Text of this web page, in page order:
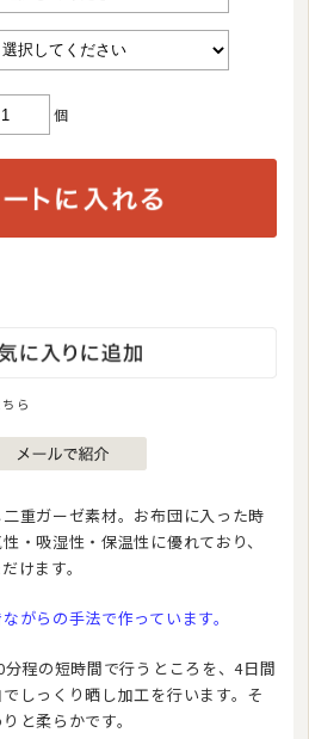
個
ら
重ガーゼ素材。お布団に入った時
・吸湿性・保温性に優れており、
けます。
がらの手法で作っています。
程の短時間で行うところを、4日間
しっくり晒し加工を行います。そ
と柔らかです。